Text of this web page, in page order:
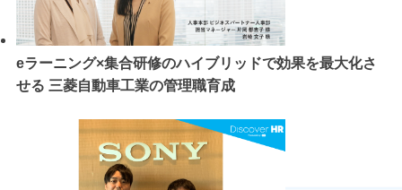
eラーニング×集合研修のハイブリッドで効果を最大化さ
せる 三菱自動車工業の管理職育成